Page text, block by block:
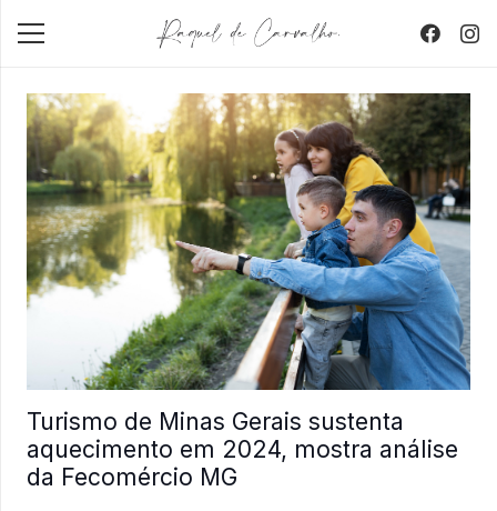
Turismo de Minas Gerais sustenta
aquecimento em 2024, mostra análise
da Fecomércio MG